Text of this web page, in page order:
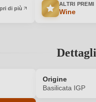
di più
ALTRI PREMI
Wine
Origine
Basilicata IGP